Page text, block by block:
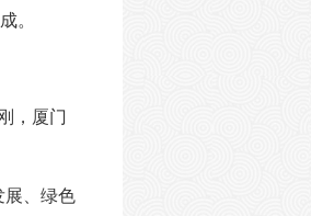
。
，厦门
展、绿色